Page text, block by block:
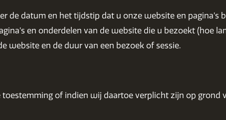
de datum en het tijdstip dat u onze website en pagina’s
en onderdelen van de website die u bezoekt (hoe
en de duur van een bezoek of sessie.
of indien wij daartoe verplicht zijn op grond